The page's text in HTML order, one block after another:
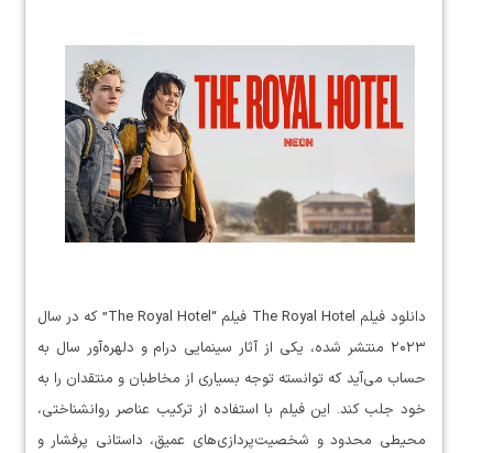
دانلود فیلم The Royal Hotel فیلم “The Royal Hotel” که در سال
۲۰۲۳ منتشر شده، یکی از آثار سینمایی درام و دلهره‌آور سال به
حساب می‌آید که توانسته توجه بسیاری از مخاطبان و منتقدان را به
خود جلب کند. این فیلم با استفاده از ترکیب عناصر روانشناختی،
محیطی محدود و شخصیت‌پردازی‌های عمیق، داستانی پرفشار و